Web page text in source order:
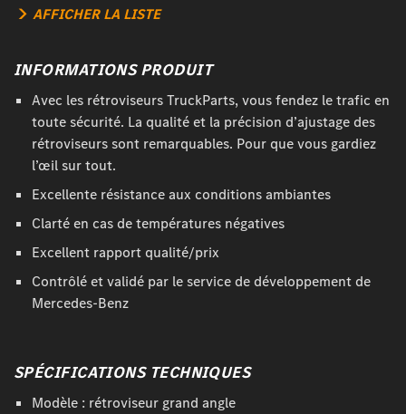
AFFICHER LA LISTE
INFORMATIONS PRODUIT
Avec les rétroviseurs TruckParts, vous fendez le trafic en
toute sécurité. La qualité et la précision d’ajustage des
rétroviseurs sont remarquables. Pour que vous gardiez
l’œil sur tout.
Excellente résistance aux conditions ambiantes
Clarté en cas de températures négatives
Excellent rapport qualité/prix
Contrôlé et validé par le service de développement de
Mercedes-Benz
SPÉCIFICATIONS TECHNIQUES
Modèle : rétroviseur grand angle